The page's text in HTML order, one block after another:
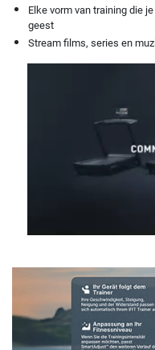
Elke vorm van training die
geest
Stream films, series en